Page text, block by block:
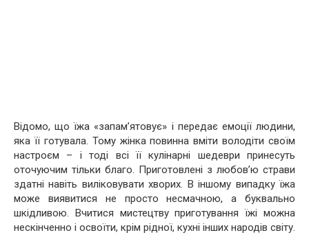
Відомо, що їжа «запам’ятовує» і передає емоції людини,
яка її готувала. Тому жінка повинна вміти володіти своїм
настроєм – і тоді всі її кулінарні шедеври принесуть
оточуючим тільки благо. Приготовлені з любов’ю страви
здатні навіть виліковувати хворих. В іншому випадку їжа
може виявитися не просто несмачною, а буквально
шкідливою. Вчитися мистецтву приготування їжі можна
нескінченно і освоїти, крім рідної, кухні інших народів світу.